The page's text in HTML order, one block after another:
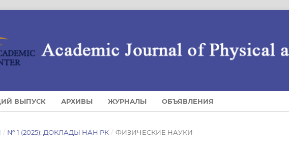
ВЫПУСК АРХИВЫ ЖУРНАЛЫ ОБЪЯВЛЕНИЯ
/ № 1 (2025): ДОКЛАДЫ НАН РК / ФИЗИЧЕСКИЕ НАУКИ